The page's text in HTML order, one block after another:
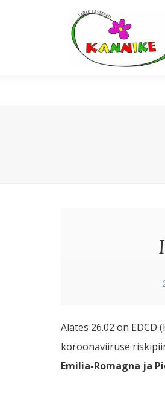
Alates 26.02 on
koroonaviiruse
Emilia-Romagna ja